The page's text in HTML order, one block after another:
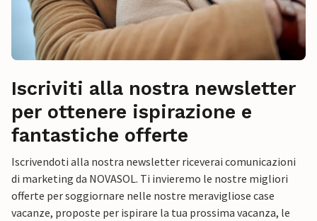
Iscriviti alla nostra newsletter
per ottenere ispirazione e
fantastiche offerte
Iscrivendoti alla nostra newsletter riceverai comunicazioni
di marketing da NOVASOL. Ti invieremo le nostre migliori
offerte per soggiornare nelle nostre meravigliose case
vacanze, proposte per ispirare la tua prossima vacanza, le